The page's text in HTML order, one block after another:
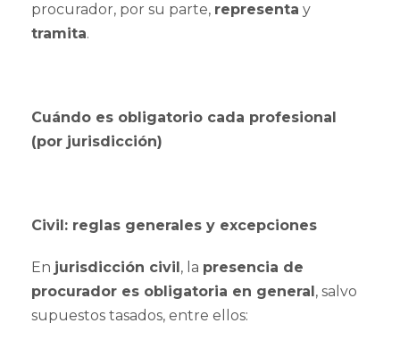
procurador, por su parte, representa y
tramita.
Cuándo es obligatorio cada profesional
(por jurisdicción)
Civil: reglas generales y excepciones
En jurisdicción civil, la presencia de
procurador es obligatoria en general, salvo
supuestos tasados, entre ellos: